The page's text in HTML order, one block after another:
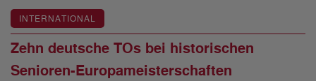
INTERNATIONAL
Zehn deutsche TOs bei historischen
Senioren-Europameisterschaften